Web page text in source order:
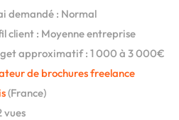
demandé : Normal
client : Moyenne entreprise
approximatif : 1 000 à 3 000€
de brochures freelance
(France)
vues